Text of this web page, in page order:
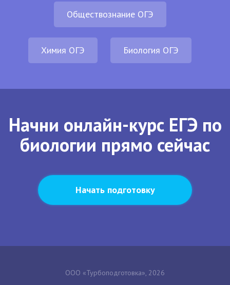
Обществознание ОГЭ
Химия ОГЭ Биология ОГЭ
Начни онлайн-курс ЕГЭ по
биологии прямо сейчас
Начать подготовку
ООО «Турбоподготовка», 2026